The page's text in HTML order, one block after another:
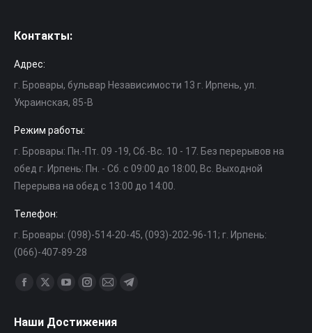
Контакты:
Адрес:
г. Бровары, бульвар Независимости 13 г. Ирпень, ул.
Украинская, 85-В
Режим работы:
г. Бровары: Пн.-Пт. 09 -19, Cб.-Вс. 10 - 17. Без перерывов на
обед г. Ирпень: Пн. - Сб. с 09:00 до 18:00, Вс. Выходной
Перерыва на обед с 13:00 до 14:00.
Телефон:
г. Бровары: (098)-514-20-45, (093)-202-96-11; г. Ирпень:
(066)-407-89-28
Найдите нас:
Страница
открывается
Страница
открывается
Страница
открывается
Страница
открывается
Страница
открывается
Страница
Наши Достижения